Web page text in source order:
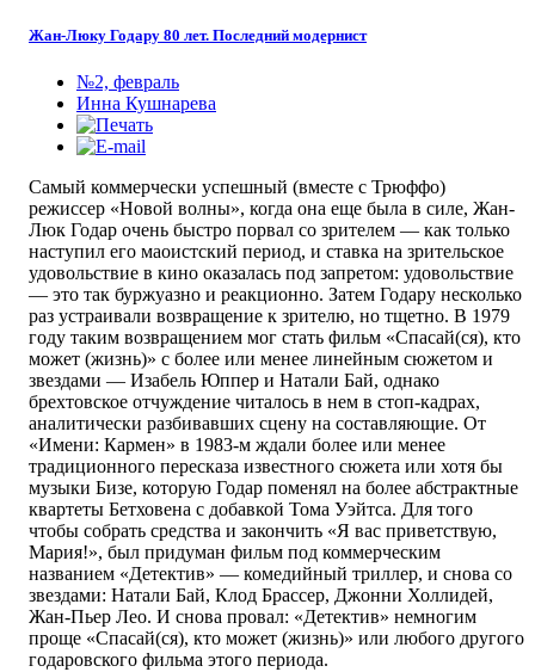
Жан-Люку Годару 80 лет. Последний модернист
№2, февраль
Инна Кушнарева
Самый коммерчески успешный (вместе с Трюффо)
режиссер «Новой волны», когда она еще была в силе, Жан-
Люк Годар очень быстро порвал со зрителем — как только
наступил его маоистский период, и ставка на зрительское
удовольствие в кино оказалась под запретом: удовольствие
— это так буржуазно и реакционно. Затем Годару несколько
раз устраивали возвращение к зрителю, но тщетно. В 1979
году таким возвращением мог стать фильм «Спасай(ся), кто
может (жизнь)» с более или менее линейным сюжетом и
звездами — Изабель Юппер и Натали Бай, однако
брехтовское отчуждение читалось в нем в стоп-кадрах,
аналитически разбивавших сцену на составляющие. От
«Имени: Кармен» в 1983-м ждали более или менее
традиционного пересказа известного сюжета или хотя бы
музыки Бизе, которую Годар поменял на более абстрактные
квартеты Бетховена с добавкой Тома Уэйтса. Для того
чтобы собрать средства и закончить «Я вас приветствую,
Мария!», был придуман фильм под коммерческим
названием «Детектив» — комедийный триллер, и снова со
звездами: Натали Бай, Клод Брассер, Джонни Холлидей,
Жан-Пьер Лео. И снова провал: «Детектив» немногим
проще «Спасай(ся), кто может (жизнь)» или любого другого
годаровского фильма этого периода.